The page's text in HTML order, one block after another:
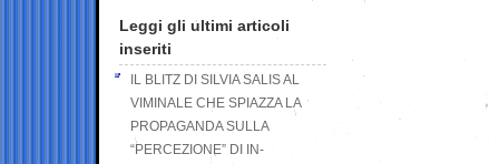
Leggi gli ultimi articoli
inseriti
IL BLITZ DI SILVIA SALIS AL
VIMINALE CHE SPIAZZA LA
PROPAGANDA SULLA
“PERCEZIONE” DI IN-